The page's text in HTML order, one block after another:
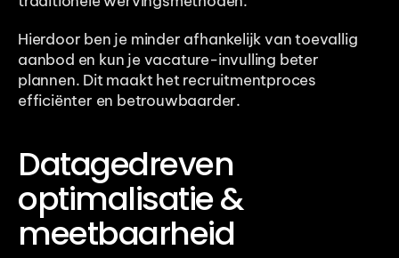
Hierdoor ben je minder afhankelijk van toevallig
aanbod en kun je vacature-invulling beter
plannen. Dit maakt het recruitmentproces
efficiënter en betrouwbaarder.
Datagedreven
optimalisatie &
meetbaarheid